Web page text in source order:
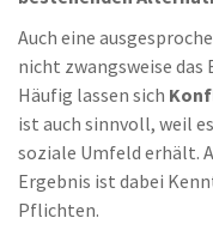
Auch eine
nicht zwangsweise das
Häufig lassen sich
ist auch sinnvoll, weil
soziale Umfeld erhält.
Ergebnis ist dabei
Pflichten.